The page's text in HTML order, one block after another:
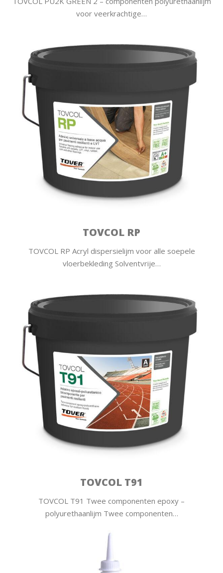
voor veerkrachtige…
TOVCOL RP
TOVCOL RP Acryl dispersielijm voor alle soepele
vloerbekleding Solventvrije…
TOVCOL T91
TOVCOL T91 Twee componenten epoxy –
polyurethaanlijm Twee componenten…